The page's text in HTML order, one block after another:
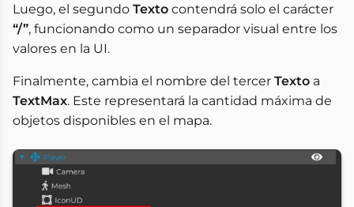
Luego, el segundo Texto contendrá solo el carácter
“/”, funcionando como un separador visual entre los
valores en la UI.
Finalmente, cambia el nombre del tercer Texto a
TextMax. Este representará la cantidad máxima de
objetos disponibles en el mapa.